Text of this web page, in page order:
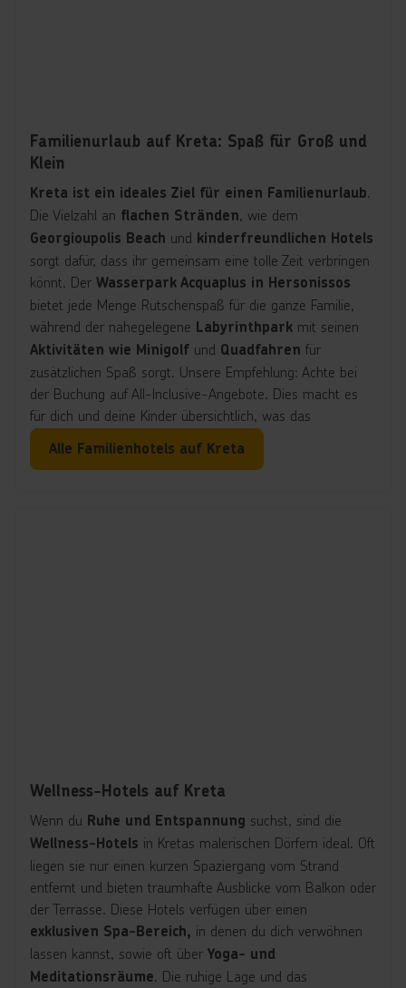
Familienurlaub auf Kreta: Spaß für Groß und
Klein
Kreta ist ein ideales Ziel für einen Familienurlaub.
Die Vielzahl an flachen Stränden, wie dem
Georgioupolis Beach und kinderfreundlichen Hotels
sorgt dafür, dass ihr gemeinsam eine tolle Zeit verbringen
könnt. Der Wasserpark Acquaplus in Hersonissos
bietet jede Menge Rutschenspaß für die ganze Familie,
während der nahegelegene Labyrinthpark mit seinen
Aktivitäten wie Minigolf und Quadfahren für
zusätzlichen Spaß sorgt. Unsere Empfehlung: Achte bei
der Buchung auf All-Inclusive-Angebote. Dies macht es
für dich und deine Kinder übersichtlich, was das
Reisebudget angeht. Bucht jetzt euren Kreta-Urlaub mit
Kindern und lasst den Alltag hinter euch!
Alle Familienhotels auf Kreta
Wellness-Hotels auf Kreta
Wenn du Ruhe und Entspannung suchst, sind die
Wellness-Hotels in Kretas malerischen Dörfern ideal. Oft
liegen sie nur einen kurzen Spaziergang vom Strand
entfernt und bieten traumhafte Ausblicke vom Balkon oder
der Terrasse. Diese Hotels verfügen über einen
exklusiven Spa-Bereich, in denen du dich verwöhnen
lassen kannst, sowie oft über Yoga- und
Meditationsräume. Die ruhige Lage und das